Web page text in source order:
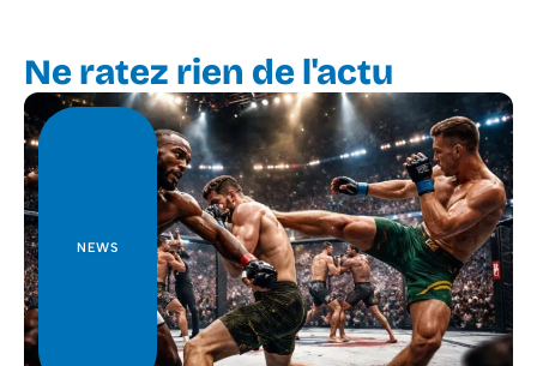
Ne ratez rien de l'actu
NEWS